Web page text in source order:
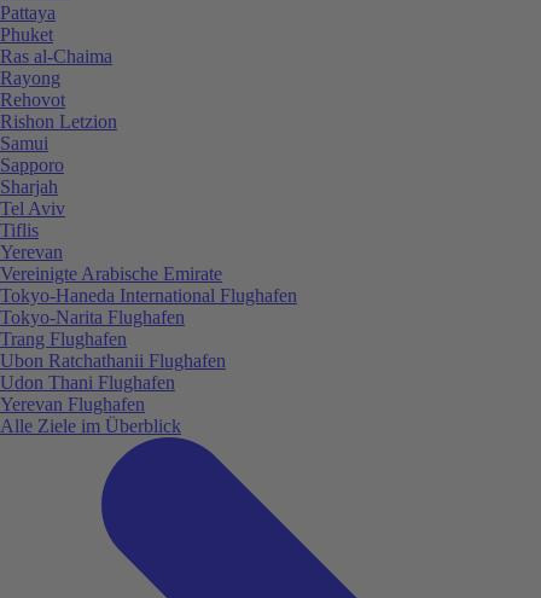
Pattaya
Phuket
Ras al-Chaima
Rayong
Rehovot
Rishon Letzion
Samui
Sapporo
Sharjah
Tel Aviv
Tiflis
Yerevan
Vereinigte Arabische Emirate
Tokyo-Haneda International Flughafen
Tokyo-Narita Flughafen
Trang Flughafen
Ubon Ratchathanii Flughafen
Udon Thani Flughafen
Yerevan Flughafen
Alle Ziele im Überblick